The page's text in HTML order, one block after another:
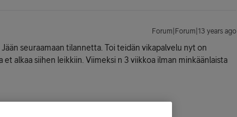
Forum|Forum|13 years ago
seuraamaan tilannetta. Toi teidän vikapalvelu nyt on
alkaa siihen leikkiin. Viimeksi n 3 viikkoa ilman minkäänlaista